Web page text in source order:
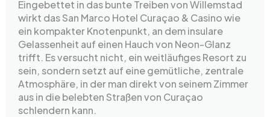
Eingebettet in das bunte Treiben von Willemstad
wirkt das San Marco Hotel Curaçao & Casino wie
ein kompakter Knotenpunkt, an dem insulare
Gelassenheit auf einen Hauch von Neon-Glanz
trifft. Es versucht nicht, ein weitläufiges Resort zu
sein, sondern setzt auf eine gemütliche, zentrale
Atmosphäre, in der man direkt von seinem Zimmer
aus in die belebten Straßen von Curaçao
schlendern kann.